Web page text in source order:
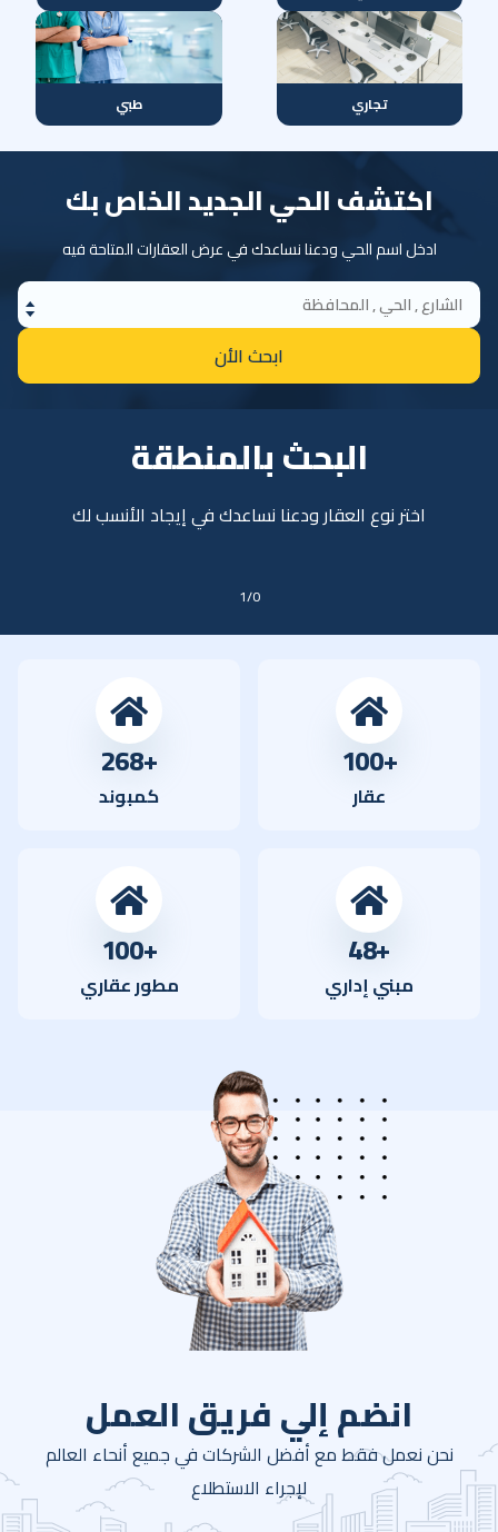
تجاري طبي
اكتشف الحي الجديد الخاص بك
ادخل اسم الحي ودعنا نساعدك في عرض العقارات المتاحة فيه
ابحث الأن
البحث بالمنطقة
اختر نوع العقار ودعنا نساعدك في إيجاد الأنسب لك
1/0
+100
عقار
+268
كمبوند
+48
مبني إداري
+100
مطور عقاري
انضم إلي فريق العمل
نحن نعمل فقط مع أفضل الشركات في جميع أنحاء العالم
لإجراء الاستطلاع